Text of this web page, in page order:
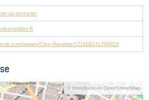
au serrurier
pages/Cles-Rapides/121666141709919
© contributeurs OpenStreetMap